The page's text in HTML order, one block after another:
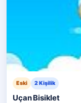
Eski 2 Kişilik
Uçan Bisiklet